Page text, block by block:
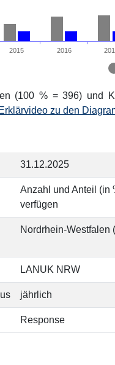
2015 2016
(100 % = 396) und
Erklärvideo zu den
31.12.2025
Anzahl und Anteil (in
verfügen
Nordrhein-Westfalen
LANUK NRW
jährlich
Response